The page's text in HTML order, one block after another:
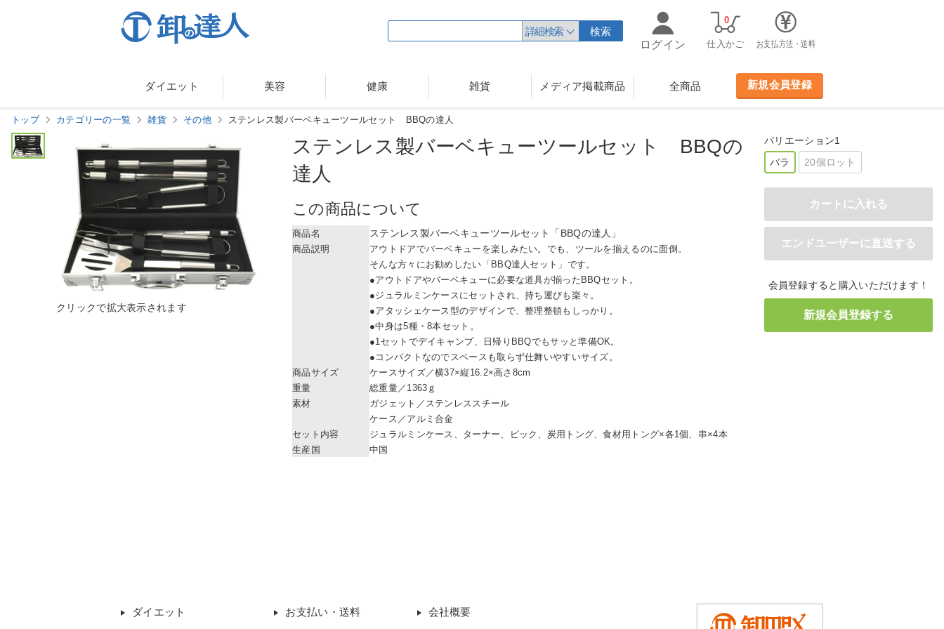
詳細検索
検索
ログイン
仕入かご
0
お支払方法・送料
ダイエット 美容 健康 雑貨 メディア掲載商品 全商品 新規会員登録
トップ カテゴリーの一覧 雑貨 その他 ステンレス製バーベキューツールセット BBQの達人
バリエーション1
バラ
20個ロット
会員登録すると購入いただけます！
ステンレス製バーベキューツールセ ット BBQの
達人
この商品について
商品名 ステンレス製バーベキューツールセット「BBQの達人」
商品説明
アウトドアでバーベキューを楽しみたい。でも、ツールを揃えるのに面倒。
そんな方々にお勧めしたい「BBQ達人セット」です。
●アウトドアやバーベキューに必要な道具が揃ったBBQセット。
●ジュラルミンケースにセットされ、持ち運びも楽々。
●アタッシェケース型のデザインで、整理整頓もしっかり。
●中身は5種・8本セット。
●1セットでデイキャンプ、日帰りBBQでもサッと準備OK。
●コンパクトなのでスペースも取らず仕舞いやすいサイズ。
商品サイズ
ケースサイズ／横37×縦16.2×高さ8cm
重量
総重量／1363ｇ
素材
ガジェット／ステンレススチール
ケース／アルミ合金
セット内容
ジュラルミンケース、ターナー、ピック、炭用トング、食材用トング×各1個、串×4本
生産国
中国
ダイエット お支払い・送料 会社概要